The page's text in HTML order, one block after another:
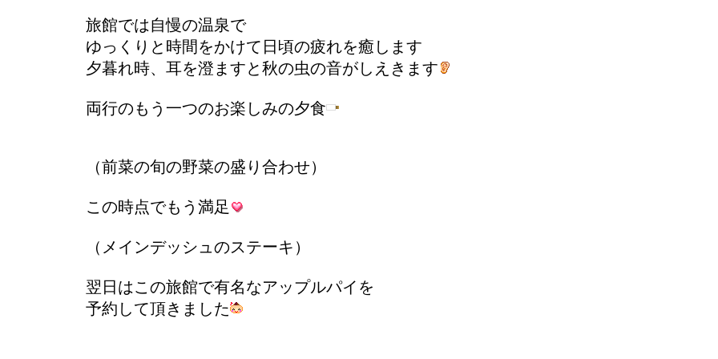
旅館では自慢の温泉で
ゆっくりと時間をかけて日頃の疲れを癒します
夕暮れ時、耳を澄ますと秋の虫の音がしえきます
両行のもう一つのお楽しみの夕食
（前菜の旬の野菜の盛り合わせ）
この時点でもう満足
（メインデッシュのステーキ）
翌日はこの旅館で有名なアップルパイを
予約して頂きました